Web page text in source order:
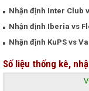
Nhận định Inter Club
Nhận định Iberia vs
Nhận định KuPS vs
Số liệu thống kê,